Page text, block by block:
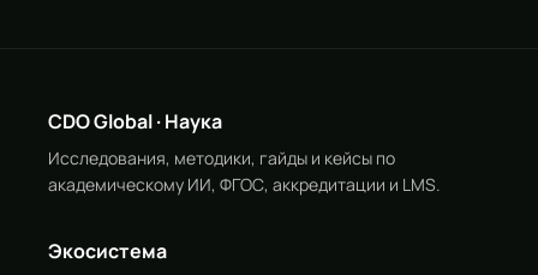
CDO Global · Наука
Исследования, методики, гайды и кейсы по
академическому ИИ, ФГОС, аккредитации и LMS.
Экосистема